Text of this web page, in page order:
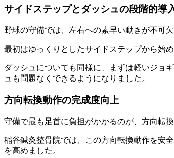
サイドステップとダッシュの段階的導
野球の守備では、左右への素早い動きが不可
最初はゆっくりとしたサイドステップから始
ダッシュについても同様に、まずは軽いジョ
ュも問題なくできるようになりました。
方向転換動作の完成度向上
守備で最も足首に負担がかかるのが、方向転
稲谷鍼灸整骨院では、この方向転換動作を安
を高めました。